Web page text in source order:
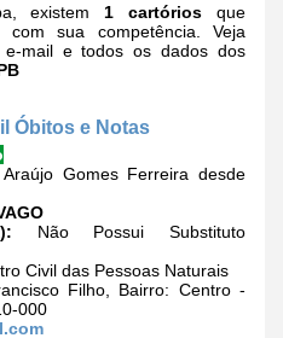
existem 1 cartórios que
sua competência. Veja
e-mail e todos os dados dos
Óbitos e Notas
Araújo Gomes Ferreira desde
Não Possui Substituto
Civil das Pessoas Naturais
Filho, Bairro: Centro -
000